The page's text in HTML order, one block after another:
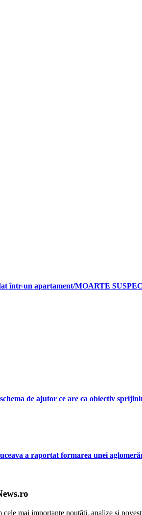
într-un apartament/MOARTE
de ajutor ce are ca obiectiv
a raportat formarea unei
mai importante noutăți, analize și